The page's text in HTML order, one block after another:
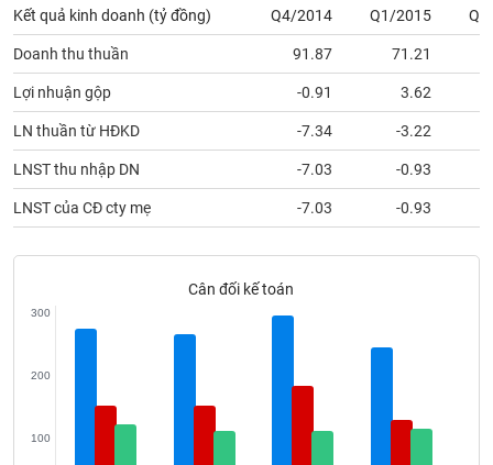
Kết quả kinh doanh (tỷ đồng) Q4/2014 Q1/2015
Doanh thu thuần 91.87 71.21
Lợi nhuận gộp -0.91 3.62
LN thuần từ HĐKD -7.34 -3.22
LNST thu nhập DN -7.03 -0.93
LNST của CĐ cty mẹ -7.03 -0.93
Cân đối kế toán
100
200
300
Báo
cáo
phân
tích
(-)
Thuật
ngữ
(-)
Đào